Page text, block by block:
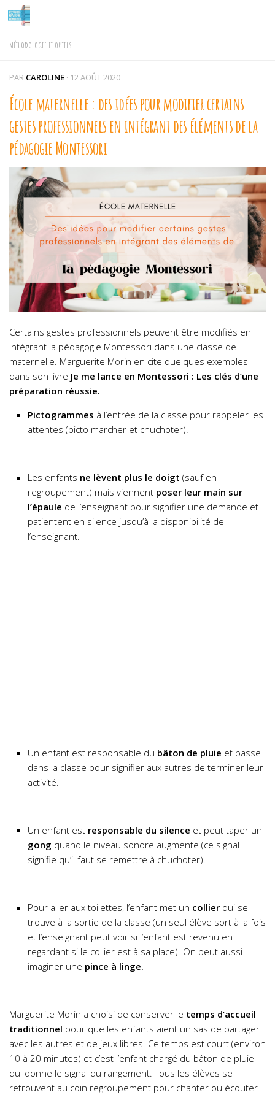
Skip to content
MÉTHODOLOGIE ET OUTILS
PAR CAROLINE · 12 AOÛT 2020
École maternelle : des idées pour modifier certains
gestes professionnels en intégrant des éléments de la
pédagogie Montessori
Certains gestes professionnels peuvent être modifiés en
intégrant la pédagogie Montessori dans une classe de
maternelle. Marguerite Morin en cite quelques exemples
dans son livre Je me lance en Montessori : Les clés d’une
préparation réussie.
Pictogrammes à l’entrée de la classe pour rappeler les
attentes (picto marcher et chuchoter).
Les enfants ne lèvent plus le doigt (sauf en
regroupement) mais viennent poser leur main sur
l’épaule de l’enseignant pour signifier une demande et
patientent en silence jusqu’à la disponibilité de
l’enseignant.
Un enfant est responsable du bâton de pluie et passe
dans la classe pour signifier aux autres de terminer leur
activité.
Un enfant est responsable du silence et peut taper un
gong quand le niveau sonore augmente (ce signal
signifie qu’il faut se remettre à chuchoter).
Pour aller aux toilettes, l’enfant met un collier qui se
trouve à la sortie de la classe (un seul élève sort à la fois
et l’enseignant peut voir si l’enfant est revenu en
regardant si le collier est à sa place). On peut aussi
imaginer une pince à linge.
Marguerite Morin a choisi de conserver le temps d’accueil
traditionnel pour que les enfants aient un sas de partager
avec les autres et de jeux libres. Ce temps est court (environ
10 à 20 minutes) et c’est l’enfant chargé du bâton de pluie
qui donne le signal du rangement. Tous les élèves se
retrouvent au coin regroupement pour chanter ou écouter